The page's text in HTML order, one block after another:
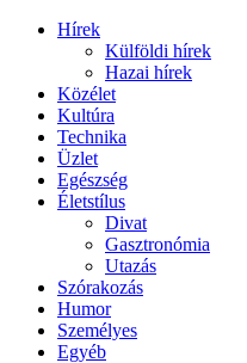
Hírek
Külföldi hírek
Hazai hírek
Közélet
Kultúra
Technika
Üzlet
Egészség
Életstílus
Divat
Gasztronómia
Utazás
Szórakozás
Humor
Személyes
Egyéb